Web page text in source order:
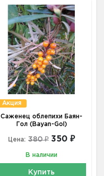
Акция
Саженец облепихи Баян-
Гол (Bayan-Gol)
Цена: 380 ₽ 350 ₽
В наличии
Купить